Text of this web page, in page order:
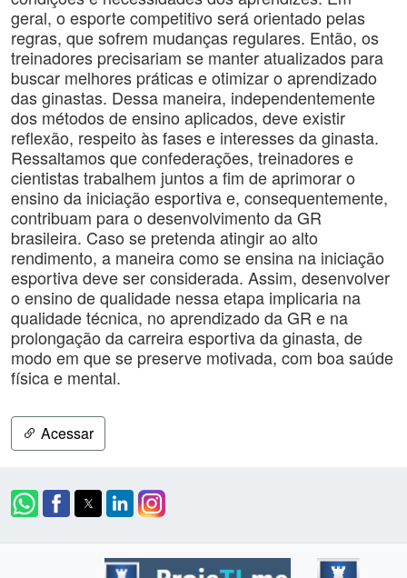
geral, o esporte competitivo será orientado pelas
regras, que sofrem mudanças regulares. Então, os
treinadores precisariam se manter atualizados para
buscar melhores práticas e otimizar o aprendizado
das ginastas. Dessa maneira, independentemente
dos métodos de ensino aplicados, deve existir
reflexão, respeito às fases e interesses da ginasta.
Ressaltamos que confederações, treinadores e
cientistas trabalhem juntos a fim de aprimorar o
ensino da iniciação esportiva e, consequentemente,
contribuam para o desenvolvimento da GR
brasileira. Caso se pretenda atingir ao alto
rendimento, a maneira como se ensina na iniciação
esportiva deve ser considerada. Assim, desenvolver
o ensino de qualidade nessa etapa implicaria na
qualidade técnica, no aprendizado da GR e na
prolongação da carreira esportiva da ginasta, de
modo em que se preserve motivada, com boa saúde
física e mental.
Acessar